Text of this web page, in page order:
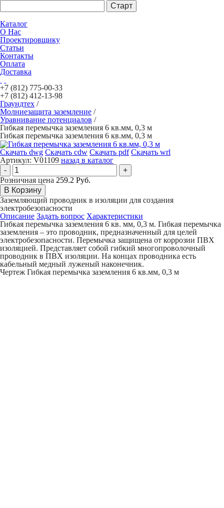
Каталог
О Нас
Проектировщику
Статьи
Контакты
Оплата
Доставка
+7 (812) 775-00-33
+7 (812) 412-13-98
Граундтех /
Молниезащита заземление /
Уравнивание потенциалов /
Гибкая перемычка заземления 6 кв.мм, 0,3 м
Гибкая перемычка заземления 6 кв.мм, 0,3 м
Скачать dwg Скачать cdw Скачать pdf Скачать wrl
Артикул: V01109 назад в каталог
Розничная цена 259.2 Руб.
Заземляющий проводник в изоляции для создания
электробезопасности
Описание Задать вопрос Характеристики
Гибкая перемычка заземления 6 кв. мм, 0,3 м. Гибкая перемычка
заземления – это проводник, предназначенный для целей
электробезопасности. Перемычка защищена от коррозии ПВХ
изоляцией. Представляет собой гибкий многопроволочный
проводник в ПВХ изоляции. На концах проводника есть
кабельный медный луженый наконечник.
Чертеж Гибкая перемычка заземления 6 кв.мм, 0,3 м